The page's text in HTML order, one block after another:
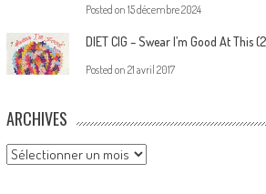
Posted on 15 décembre 2024
DIET CIG – Swear I’m Good At This
Posted on 21 avril 2017
ARCHIVES
Archives